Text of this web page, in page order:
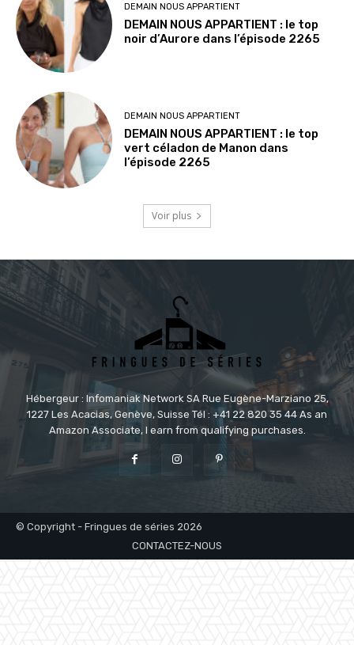
DEMAIN NOUS APPARTIENT
DEMAIN NOUS APPARTIENT : le top
noir d’Aurore dans l’épisode 2265
DEMAIN NOUS APPARTIENT
DEMAIN NOUS APPARTIENT : le top
vert céladon de Manon dans
l’épisode 2265
Voir plus
Hébergeur : Infomaniak Network SA Rue Eugène-Marziano 25,
1227 Les Acacias, Genève, Suisse Tél : +41 22 820 35 44 As an
Amazon Associate, I earn from qualifying purchases.
© Copyright - Fringues de séries 2026
CONTACTEZ-NOUS